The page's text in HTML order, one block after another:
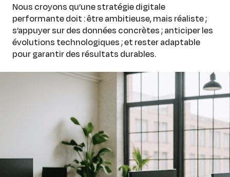
Nous croyons qu’une stratégie digitale
performante doit : être ambitieuse, mais réaliste ;
s’appuyer sur des données concrètes ; anticiper les
évolutions technologiques ; et rester adaptable
pour garantir des résultats durables.